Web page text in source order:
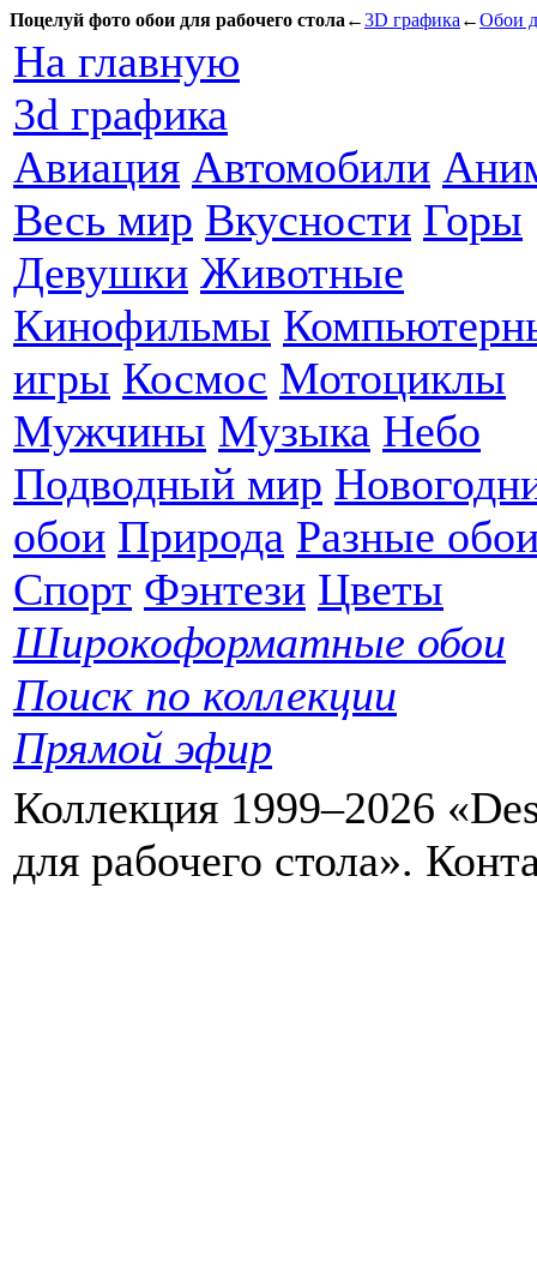
Поцелуй фото обои для рабочего стола ←3D графика ←Обои
На главную
3d графика
Авиация Автомобили
Весь мир Вкусности Горы
Девушки Животные
Кинофильмы
игры Космос Мотоциклы
Мужчины Музыка Небо
Подводный мир
обои Природа Разные
Спорт Фэнтези Цветы
Широкоформатные обои
Поиск по коллекции
Прямой эфир
Коллекция 1999–2026
для рабочего стола».